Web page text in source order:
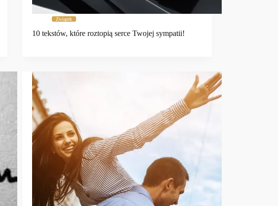
Związek
10 tekstów, które roztopią serce Twojej sympatii!